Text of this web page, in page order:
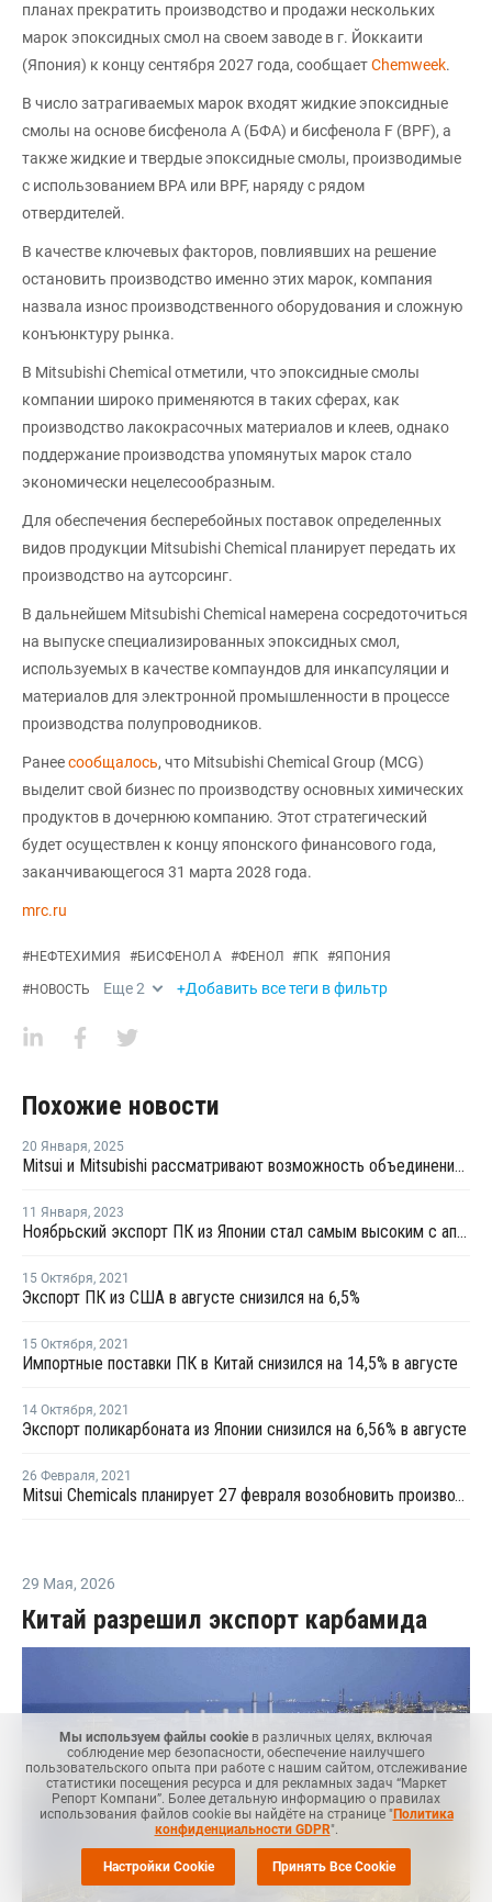
планах прекратить производство и продажи нескольких
марок эпоксидных смол на своем заводе в г. Йоккаити
(Япония) к концу сентября 2027 года, сообщаетChemweek.
В число затрагиваемых марок входят жидкие эпоксидные
смолы на основе бисфенола А (БФА) и бисфенола F (BPF), а
также жидкие и твердые эпоксидные смолы, производимые
с использованием BPA или BPF, наряду с рядом
отвердителей.
В качестве ключевых факторов, повлиявших на решение
остановить производство именно этих марок, компания
назвала износ производственного оборудования и сложную
конъюнктуру рынка.
В Mitsubishi Chemical отметили, что эпоксидные смолы
компании широко применяются в таких сферах, как
производство лакокрасочных материалов и клеев, однако
поддержание производства упомянутых марок стало
экономически нецелесообразным.
Для обеспечения бесперебойных поставок определенных
видов продукции Mitsubishi Chemical планирует передать их
производство на аутсорсинг.
В дальнейшем Mitsubishi Chemical намерена сосредоточиться
на выпуске специализированных эпоксидных смол,
используемых в качестве компаундов для инкапсуляции и
материалов для электронной промышленности в процессе
производства полупроводников.
Ранеесообщалось, что Mitsubishi Chemical Group (MCG)
выделит свой бизнес по производству основных химических
продуктов в дочернюю компанию. Этот стратегический
будет осуществлен к концу японского финансового года,
заканчивающегося 31 марта 2028 года.
mrc.ru
#НЕФТЕХИМИЯ #БИСФЕНОЛ А #ФЕНОЛ #ПК #ЯПОНИЯ
#НОВОСТЬ Еще2 +Добавить все теги в фильтр
Похожие новости
20 Января, 2025
Mitsui и Mitsubishi рассматривают возможность объединения поставок фенолосодержащей продукции
11 Января, 2023
Ноябрьский экспорт ПК из Японии стал самым высоким с апреля
15 Октября, 2021
Экспорт ПК из США в августе снизился на 6,5%
15 Октября, 2021
Импортные поставки ПК в Китай снизился на 14,5% в августе
14 Октября, 2021
Экспорт поликарбоната из Японии снизился на 6,56% в августе
26 Февраля, 2021
Mitsui Chemicals планирует 27 февраля возобновить производство фенола и ацетона в городе Итихара
29 Мая, 2026
Китай разрешил экспорт карбамида
Мы используем файлы cookie в различных целях, включая
соблюдение мер безопасности, обеспечение наилучшего
пользовательского опыта при работе с нашим сайтом, отслеживание
статистики посещения ресурса и для рекламных задач “Маркет
Репорт Компани”. Более детальную информацию о правилах
использования файлов cookie вы найдёте на странице "Политика
конфиденциальности GDPR".
Настройки Cookie Принять Все Cookie